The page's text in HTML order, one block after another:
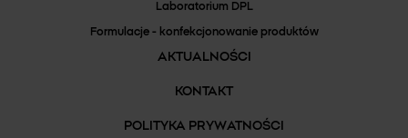
Laboratorium DPL
Formulacje - konfekcjonowanie produktów
AKTUALNOŚCI
KONTAKT
POLITYKA PRYWATNOŚCI